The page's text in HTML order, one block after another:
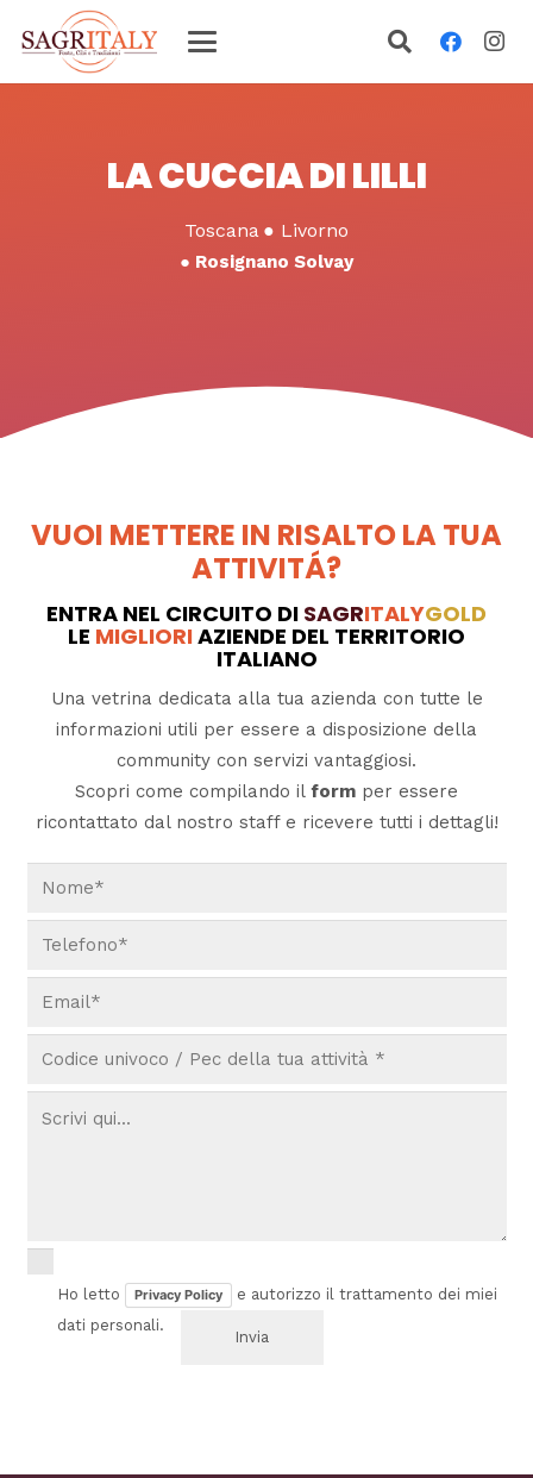
LA CUCCIA DI LILLI
Toscana ● Livorno
● Rosignano Solvay
VUOI METTERE IN RISALTO LA TUA
ATTIVITÁ?
ENTRA NEL CIRCUITO DI SAGRITALYGOLD
LE MIGLIORIAZIENDE DEL TERRITORIO
ITALIANO
Una vetrina dedicata alla tua azienda con tutte le
informazioni utili per essere a disposizione della
community con servizi vantaggiosi.
Scopri come compilando il form per essere
ricontattato dal nostro staff e ricevere tutti i dettagli!
Ho letto Privacy Policy
e autorizzo il trattamento dei miei
dati personali.